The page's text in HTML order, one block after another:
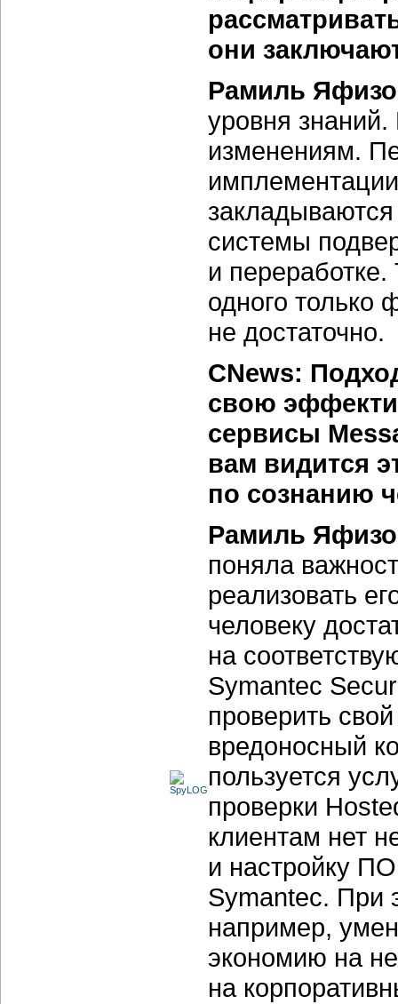
они
Рамиль
уровня
изменениям.
системы
и переработке.
одного только
не достаточно.
CNews:
свою
сервисы
вам видится
по сознанию
Рамиль
поняла
реализовать
человеку
на
Symantec
проверить
вредоносный
пользуется
проверки
клиентам нет
и настройку
Symantec. При
например,
экономию на
на